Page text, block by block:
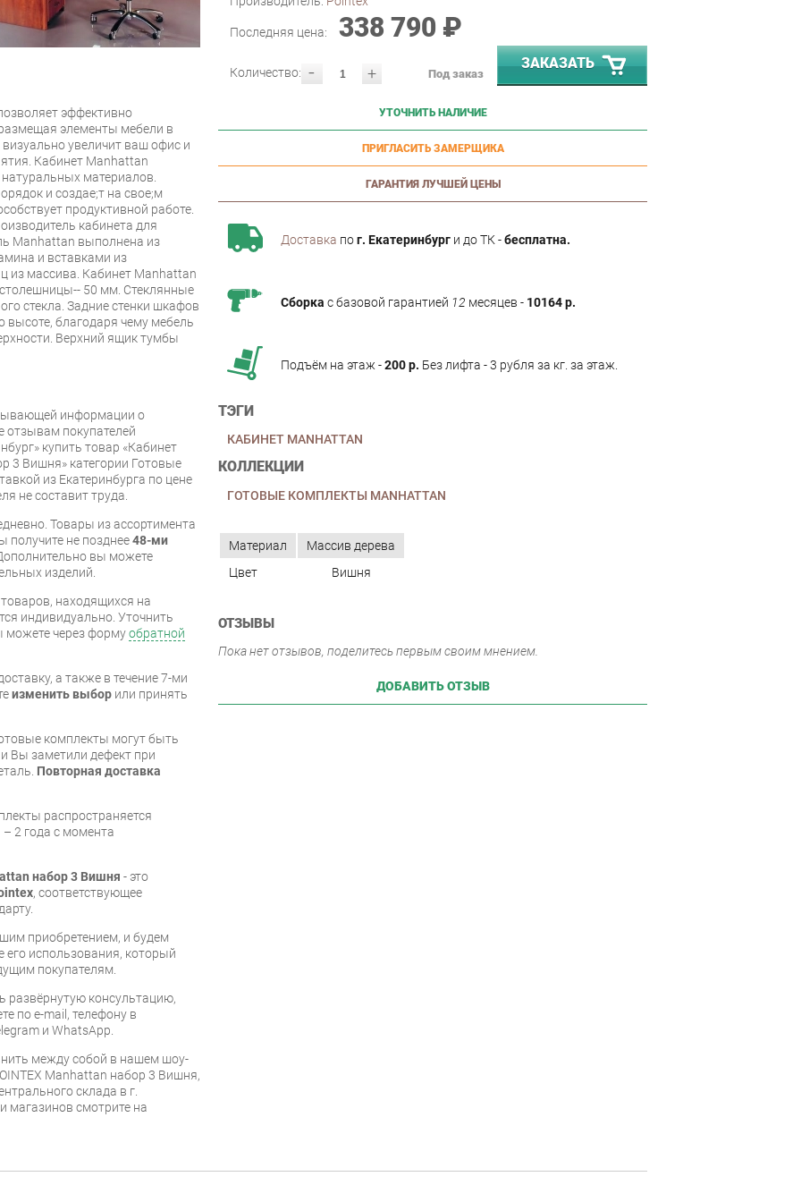
Последняя цена: 338 790 ₽
- +
Количество: Под заказ
ЗАКАЗАТЬ
УТОЧНИТЬ НАЛИЧИЕ
ПРИГЛАСИТЬ ЗАМЕРЩИКА
ГАРАНТИЯ ЛУЧШЕЙ ЦЕНЫ
Доставка пог. Екатеринбург и до ТК -бесплатна.
Сборка с базовой гарантией 12 месяцев - 10164 р.
Подъём на этаж -200 р. Без лифта - 3 рубля за кг. за этаж.
ТЭГИ
КАБИНЕТ MANHATTAN
КОЛЛЕКЦИИ
ГОТОВЫЕ КОМПЛЕКТЫ MANHATTAN
эффективно
элементы мебели в
увеличит ваш офис и
Кабинет Manhattan
материалов.
и создаe;т на своe;м
продуктивной работе.
кабинета для
Manhattan выполнена из
и вставками из
из массива. Кабинет Manhattan
50 мм. Стеклянные
стекла. Задние стенки шкафов
благодаря чему мебель
Верхний ящик тумбы
информации о
отзывам покупателей
купить товар «Кабинет
3 Вишня» категории Готовые
из Екатеринбурга по цене
не составит труда.
Товары из ассортимента
получите не позднее48-ми
вы можете
изделий.
находящихся на
индивидуально. Уточнить
можете через формуобратной
а также в течение 7-ми
изменить выбор или принять
комплекты могут быть
Вы заметили дефект при
Повторная доставка
распространяется
2 года с момента
набор 3 Вишня - это
, соответствующее
приобретением, и будем
использования, который
покупателям.
развёрнутую консультацию,
по e-mail, телефону в
и WhatsApp.
между собой в нашем шоу-
Manhattan набор 3 Вишня,
склада в г.
магазинов смотрите на
Материал
Массив дерева
Цвет
Вишня
ОТЗЫВЫ
Пока нет отзывов, поделитесь первым своим мнением.
ДОБАВИТЬ ОТЗЫВ